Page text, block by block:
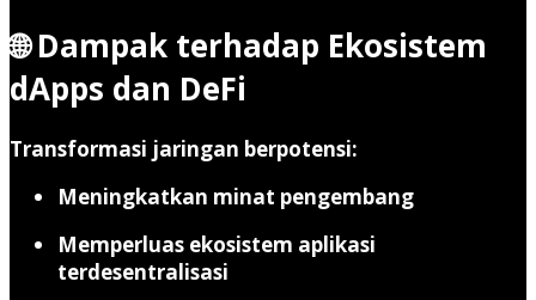
🌐 Dampak terhadap Ekosistem
dApps dan DeFi
Transformasi jaringan berpotensi:
Meningkatkan minat pengembang
Memperluas ekosistem aplikasi
terdesentralisasi